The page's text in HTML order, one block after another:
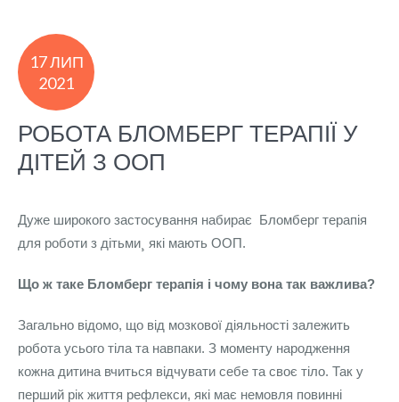
17 ЛИП
2021
РОБОТА БЛОМБЕРГ ТЕРАПІЇ У
ДІТЕЙ З ООП
Дуже широкого застосування набирає Бломберг терапія
для роботи з дітьми¸ які мають ООП.
Що ж таке Бломберг терапія і чому вона так важлива?
Загально відомо, що від мозкової діяльності залежить
робота усього тіла та навпаки. З моменту народження
кожна дитина вчиться відчувати себе та своє тіло. Так у
перший рік життя рефлекси, які має немовля повинні